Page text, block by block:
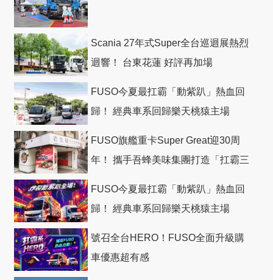
Scania 27年式Super全台巡迴展熱烈
迴響！ 台東花蓮 好評再加場
FUSO今夏最扛霸「動紫趴」熱血回
歸！ 經典車系回歸樂天桃猿主場
FUSO旗艦重卡Super Great迎30周
年！ 攜手吾蜂美味集團打造「扛霸三
FUSO今夏最扛霸「動紫趴」熱血回
歸！ 經典車系回歸樂天桃猿主場
號召全台HERO！FUSO全面升級購
車優惠超有感